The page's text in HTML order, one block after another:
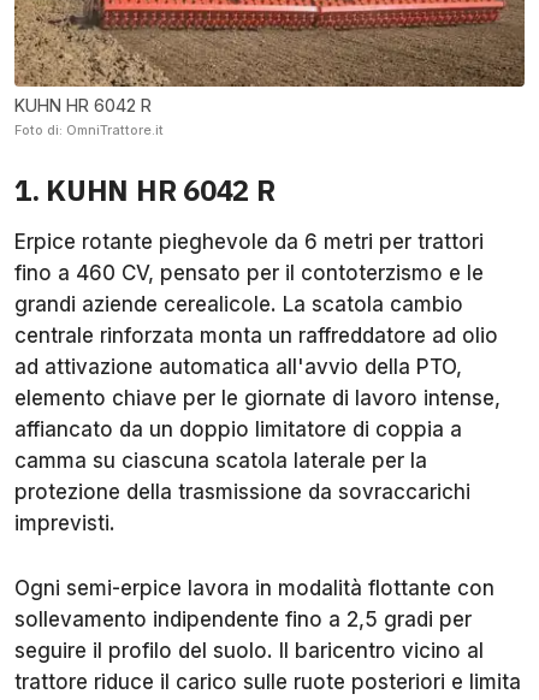
KUHN HR 6042 R
Foto di: OmniTrattore.it
1. KUHN HR 6042 R
Erpice rotante pieghevole da 6 metri per trattori
fino a 460 CV, pensato per il contoterzismo e le
grandi aziende cerealicole. La scatola cambio
centrale rinforzata monta un raffreddatore ad olio
ad attivazione automatica all'avvio della PTO,
elemento chiave per le giornate di lavoro intense,
affiancato da un doppio limitatore di coppia a
camma su ciascuna scatola laterale per la
protezione della trasmissione da sovraccarichi
imprevisti.
Ogni semi-erpice lavora in modalità flottante con
sollevamento indipendente fino a 2,5 gradi per
seguire il profilo del suolo. Il baricentro vicino al
trattore riduce il carico sulle ruote posteriori e limita